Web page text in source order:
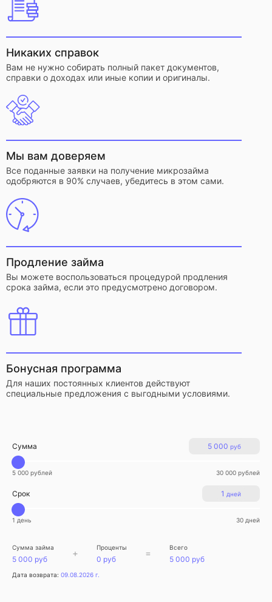
Никаких справок
Вам не нужно собирать полный пакет документов,
справки о доходах или иные копии и оригиналы.
Мы вам доверяем
Все поданные заявки на получение микрозайма
одобряются в 90% случаев, убедитесь в этом сами.
Продление займа
Вы можете воспользоваться процедурой продления
срока займа, если это предусмотрено договором.
Бонусная программа
Для наших постоянных клиентов действуют
специальные предложения с выгодными условиями.
5 000 руб
Сумма
5 000 рублей 30 000 рублей
1 дней
Срок
1 день 30 дней
Сумма займа
5 000 руб
+ Проценты
0 руб
= Всего
5 000 руб
Дата возврата: 09.08.2026 г.